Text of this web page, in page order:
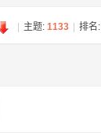
主题: 1133 排名: